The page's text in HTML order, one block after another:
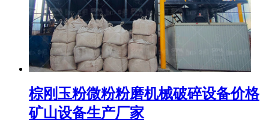
棕刚玉粉微粉粉磨机械破碎设备价格
矿山设备生产厂家